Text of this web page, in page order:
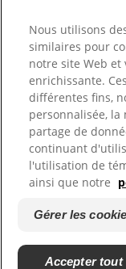
©2026Tom's of
Politique
Terms of
Nous utilisons
similaires pour
notre site Web
enrichissante.
différentes fins,
personnalisée,
partage de
continuant
l'utilisation de
ainsi que notre
Gérer les
Accepter tout